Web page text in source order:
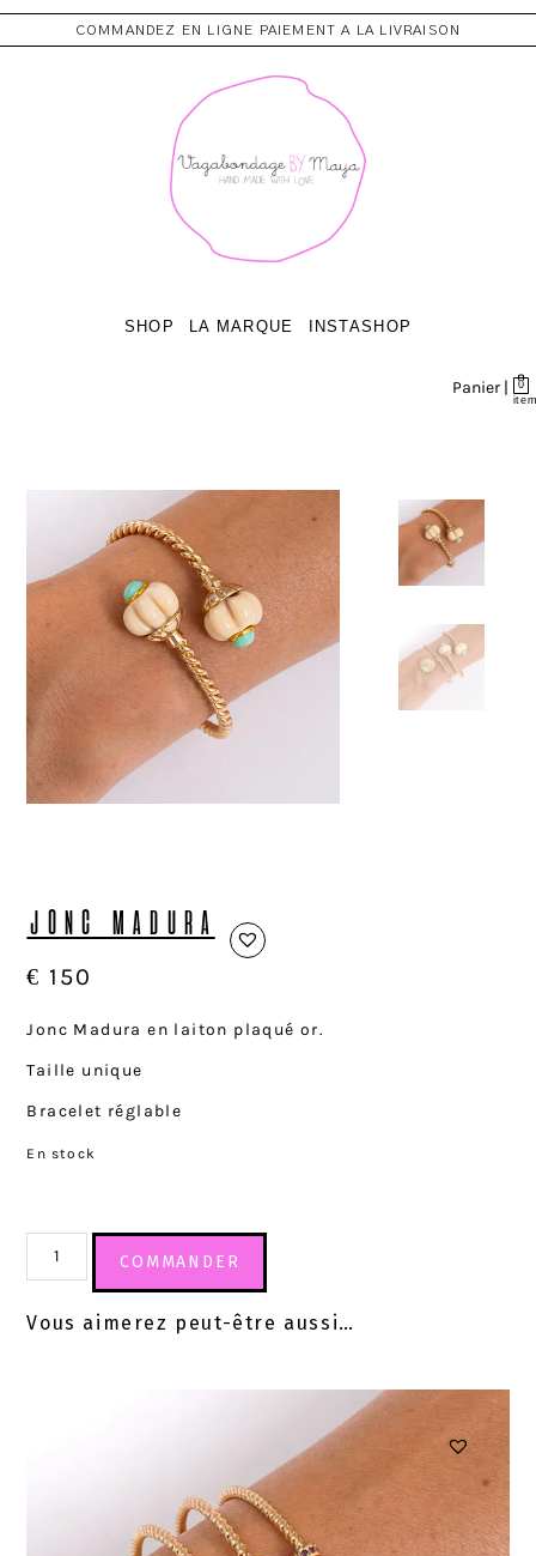
COMMANDEZ EN LIGNE PAIEMENT A LA LIVRAISON
SHOP LA MARQUE INSTASHOP
0
Panier |
JONC MADURA
€ 150
Jonc Madura en laiton plaqué or.
Taille unique
Bracelet réglable
En stock
COMMANDER
Vous aimerez peut-être aussi…